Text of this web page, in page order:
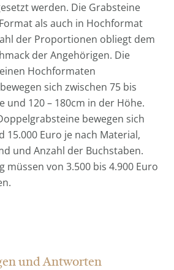
werden. Die Grabsteine
als auch in Hochformat
der Proportionen obliegt dem
der Angehörigen. Die
Hochformaten
sich zwischen 75 bis
und 120 – 180cm in der Höhe.
bewegen sich
15.000 Euro je nach Material,
und Anzahl der Buchstaben.
müssen von 3.500 bis 4.900 Euro
und Antworten